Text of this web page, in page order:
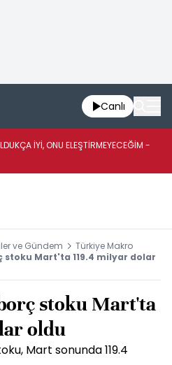
Canlı
İYİ, ONU ELEŞTİRMEYECEĞİM -
ve Gündem
Türkiye Makro
stoku Mart'ta 119.4 milyar dolar
borç stoku Mart'ta
oldu
Mart sonunda 119.4